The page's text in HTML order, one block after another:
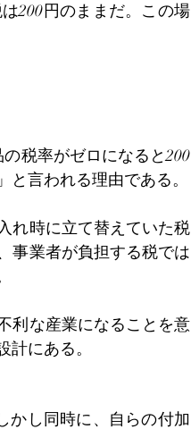
200円のままだ。この場
税率がゼロになると200
言われる理由である。
れ時に立て替えていた税
事業者が負担する税では
利な産業になることを意
にある。
かし同時に、自らの付加